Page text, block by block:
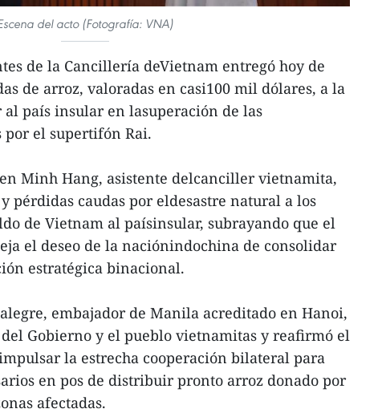
del acto (Fotografía: VNA)
de la Cancillería deVietnam entregó hoy de
de arroz, valoradas en casi100 mil dólares, a la
país insular en lasuperación de las
por el supertifón Rai.
Minh Hang, asistente delcanciller vietnamita,
pérdidas caudas por eldesastre natural a los
de Vietnam al paísinsular, subrayando que el
el deseo de la naciónindochina de consolidar
estratégica binacional.
embajador de Manila acreditado en Hanoi,
Gobierno y el pueblo vietnamitas y reafirmó el
la estrecha cooperación bilateral para
en pos de distribuir pronto arroz donado por
afectadas.